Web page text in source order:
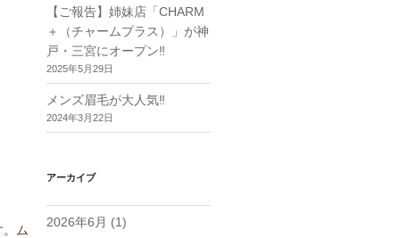
ム
【ご報告】姉妹店「CHARM
＋（チャームプラス）」が神
戸・三宮にオープン‼︎
2025年5月29日
メンズ眉毛が大人気‼︎
2024年3月22日
アーカイブ
2026年6月 (1)